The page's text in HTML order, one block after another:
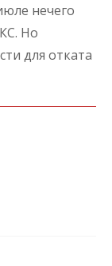
нечего
Но
для отката